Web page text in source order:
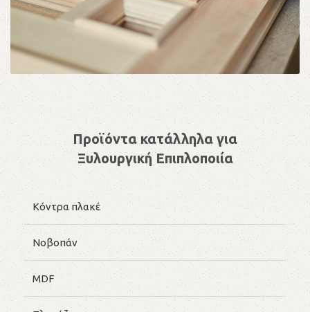
Προϊόντα κατάλληλα για
Ξυλουργική Επιπλοποιία
Κόντρα πλακέ
Νοβοπάν
MDF